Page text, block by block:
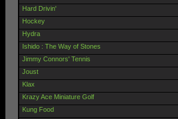
Hard Drivin'
Hockey
Hydra
Ishido : The Way of Stones
Jimmy Connors' Tennis
Joust
Klax
Krazy Ace Miniature Golf
Kung Food